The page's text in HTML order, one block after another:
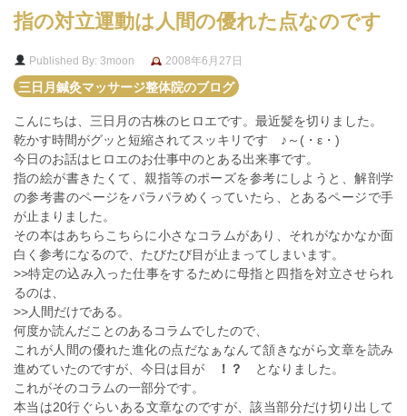
指の対立運動は人間の優れた点なのです
Published By: 3moon
2008年6月27日
三日月鍼灸マッサージ整体院のブログ
こんにちは、三日月の古株のヒロエです。最近髪を切りました。
乾かす時間がグッと短縮されてスッキリです ♪～(・ε・)
今日のお話はヒロエのお仕事中のとある出来事です。
指の絵が書きたくて、親指等のポーズを参考にしようと、解剖学
の参考書のページをパラパラめくっていたら、とあるページで手
が止まりました。
その本はあちらこちらに小さなコラムがあり、それがなかなか面
白く参考になるので、たびたび目が止まってしまいます。
>>特定の込み入った仕事をするために母指と四指を対立させられ
るのは、
>>人間だけである。
何度か読んだことのあるコラムでしたので、
これが人間の優れた進化の点だなぁなんて頷きながら文章を読み
進めていたのですが、今日は目が
！？
となりました。
これがそのコラムの一部分です。
本当は20行ぐらいある文章なのですが、該当部分だけ切り出して